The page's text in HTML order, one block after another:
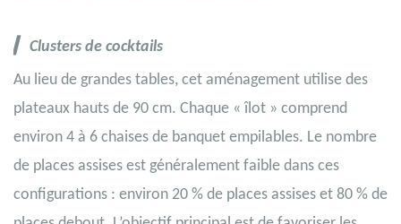
▎ Clusters de cocktails
Au lieu de grandes tables, cet aménagement utilise des
plateaux hauts de 90 cm. Chaque « îlot » comprend
environ 4 à 6 chaises de banquet empilables. Le nombre
de places assises est généralement faible dans ces
configurations : environ 20 % de places assises et 80 % de